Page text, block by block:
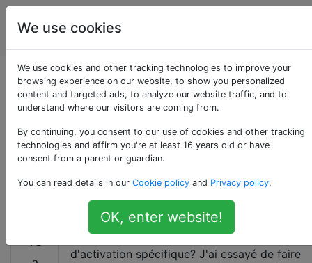
Intelligence
artificielle
Quelle fonction
d'activation le
cerveau humain
utilise-t-il?
13
Le cerveau humain utilise-t-il une fonction
d'activation spécifique? J'ai essayé de faire
We use cookies
We use cookies and other tracking technologies to improve your
browsing experience on our website, to show you personalized
content and targeted ads, to analyze our website traffic, and to
understand where our visitors are coming from.
By continuing, you consent to our use of cookies and other tracking
technologies and affirm you're at least 16 years old or have
consent from a parent or guardian.
You can read details in our Cookie policy and Privacy policy.
OK, enter website!